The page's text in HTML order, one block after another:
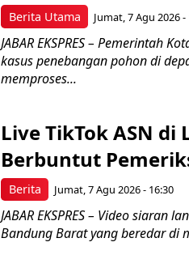
Berita Utama Jumat, 7 Agu 2026 -
JABAR EKSPRES – Pemerintah
kasus penebangan pohon di
memproses...
Berita
Live TikTok ASN
Berbuntut
Jumat, 7 Agu 2026 - 16:30
JABAR EKSPRES – Video siaran
Bandung Barat yang beredar di